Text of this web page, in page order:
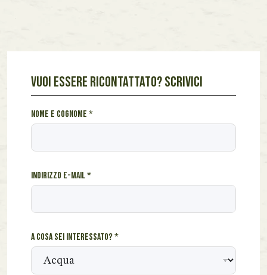
VUOI ESSERE RICONTATTATO? SCRIVICI
Nome e cognome *
Indirizzo e-mail*
A cosa sei interessato?*